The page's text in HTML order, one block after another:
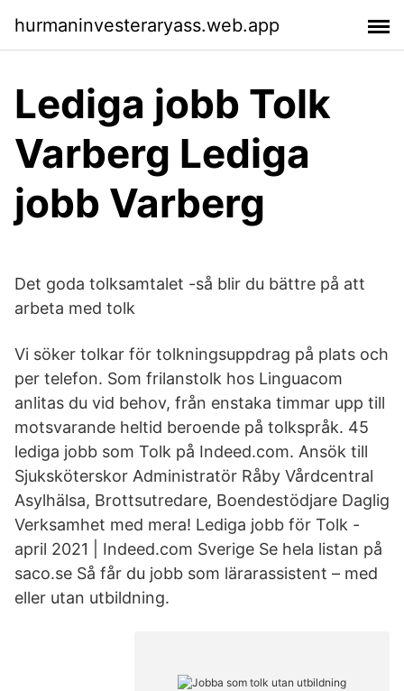
hurmaninvesteraryass.web.app
Lediga jobb Tolk
Varberg Lediga
jobb Varberg
Det goda tolksamtalet -så blir du bättre på att
arbeta med tolk
Vi söker tolkar för tolkningsuppdrag på plats och
per telefon. Som frilanstolk hos Linguacom
anlitas du vid behov, från enstaka timmar upp till
motsvarande heltid beroende på tolkspråk. 45
lediga jobb som Tolk på Indeed.com. Ansök till
Sjuksköterskor Administratör Råby Vårdcentral
Asylhälsa, Brottsutredare, Boendestödjare Daglig
Verksamhet med mera! Lediga jobb för Tolk -
april 2021 | Indeed.com Sverige Se hela listan på
saco.se Så får du jobb som lärarassistent – med
eller utan utbildning.